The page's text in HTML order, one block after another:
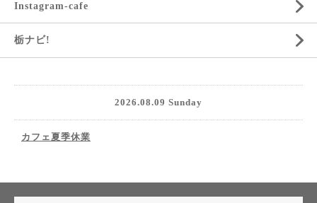
Instagram-cafe
栃ナビ!
2026.08.09 Sunday
カフェ夏季休業